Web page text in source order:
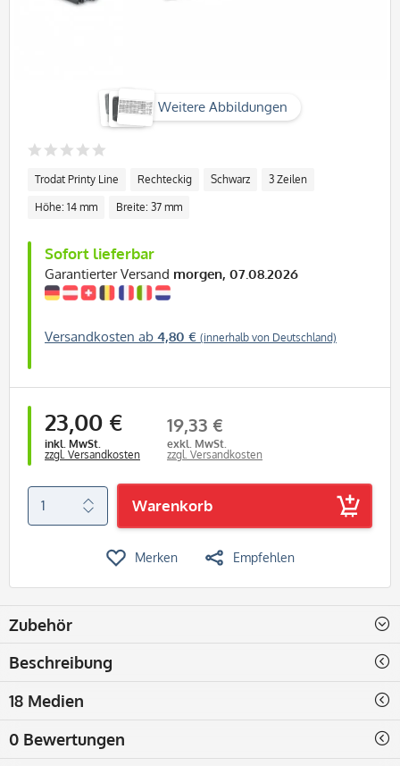
Weitere Abbildungen
Trodat Printy Line Rechteckig Schwarz 3 Zeilen
Höhe: 14 mm Breite: 37 mm
Sofort lieferbar
Garantierter Versand morgen, 07.08.2026
Versandkosten ab 4,80 € (innerhalb von Deutschland)
23,00 €
inkl. MwSt.
zzgl. Versandkosten
19,33 €
exkl. MwSt.
zzgl. Versandkosten
Warenkorb
Merken Empfehlen
Zubehör
Beschreibung
18 Medien
0 Bewertungen